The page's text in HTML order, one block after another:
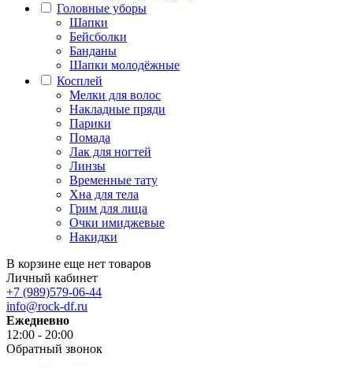
Головные уборы
Шапки
Бейсболки
Банданы
Шапки молодёжные
Косплей
Мелки для волос
Накладные пряди
Парики
Помада
Лак для ногтей
Линзы
Временные тату
Хна для тела
Грим для лица
Очки имиджевые
Накидки
В корзине еще нет товаров
Личный кабинет
+7 (989)579-06-44
info@rock-df.ru
Ежедневно
12:00 - 20:00
Обратный звонок